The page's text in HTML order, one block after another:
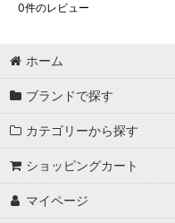
0件のレビュー
ホーム
ブランドで探す
カテゴリーから探す
ショッピングカート
マイページ